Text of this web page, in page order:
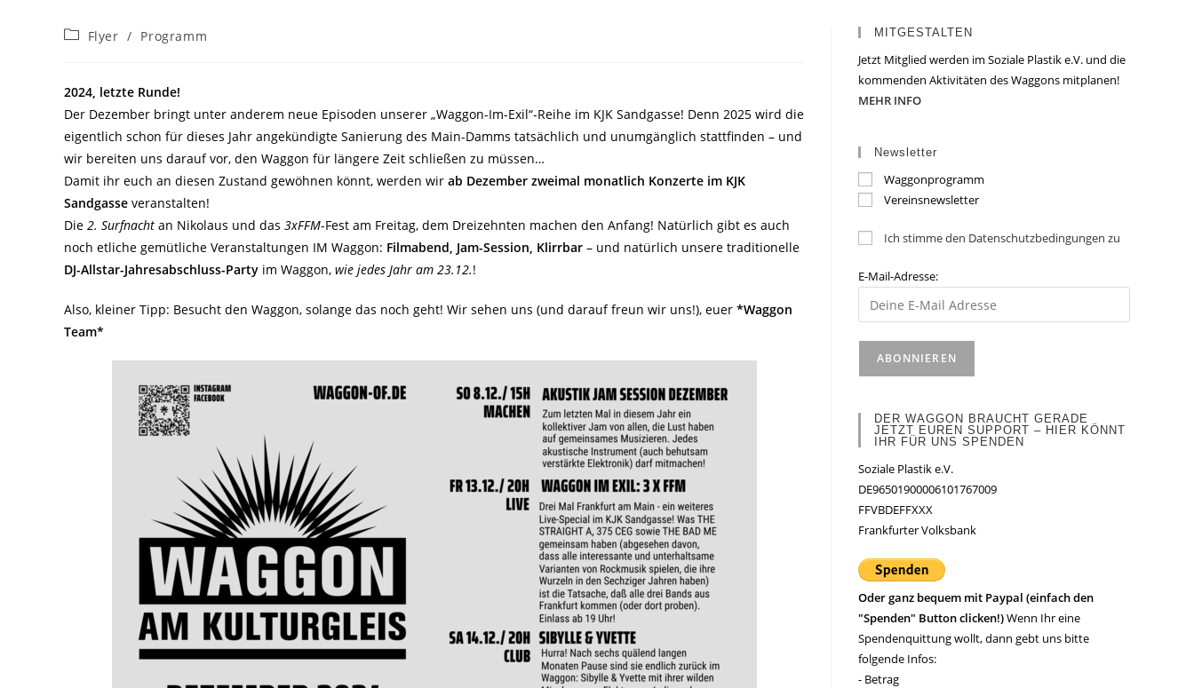
Beitrags-
Flyer / Programm
2024, letzte Runde!
Der Dezember bringt unter anderem neue Episoden unserer „Waggon-Im-Exil“-Reihe im KJK Sandgasse! Denn 2025 wird die
eigentlich schon für dieses Jahr angekündigte Sanierung des Main-Damms tatsächlich und unumgänglich stattfinden – und
wir bereiten uns darauf vor, den Waggon für längere Zeit schließen zu müssen…
Damit ihr euch an diesen Zustand gewöhnen könnt, werden wir ab Dezember zweimal monatlich Konzerte im KJK
Sandgasse veranstalten!
Die 2. Surfnacht an Nikolaus und das 3xFFM-Fest am Freitag, dem Dreizehnten machen den Anfang! Natürlich gibt es auch
noch etliche gemütliche Veranstaltungen IM Waggon: Filmabend, Jam-Session, Klirrbar – und natürlich unsere traditionelle
DJ-Allstar-Jahresabschluss-Party im Waggon, wie jedes Jahr am 23.12.!
Also, kleiner Tipp: Besucht den Waggon, solange das noch geht! Wir sehen uns (und darauf freun wir uns!), euer *Waggon
Team*
MITGESTALTEN
Jetzt Mitglied werden im Soziale Plastik e.V. und die
kommenden Aktivitäten des Waggons mitplanen!
MEHR INFO
Newsletter
Waggonprogramm
Vereinsnewsletter
Ich stimme den Datenschutzbedingungen zu
E-Mail-Adresse:
DER WAGGON BRAUCHT GERADE
JETZT EUREN SUPPORT – HIER KÖNNT
IHR FÜR UNS SPENDEN
Soziale Plastik e.V.
DE96501900006101767009
FFVBDEFFXXX
Frankfurter Volksbank
Oder ganz bequem mit Paypal (einfach den
"Spenden" Button clicken!)Wenn Ihr eine
Spendenquittung wollt, dann gebt uns bitte
folgende Infos:
- Betrag